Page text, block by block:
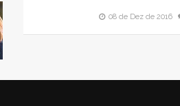
08 de Dez de 2016